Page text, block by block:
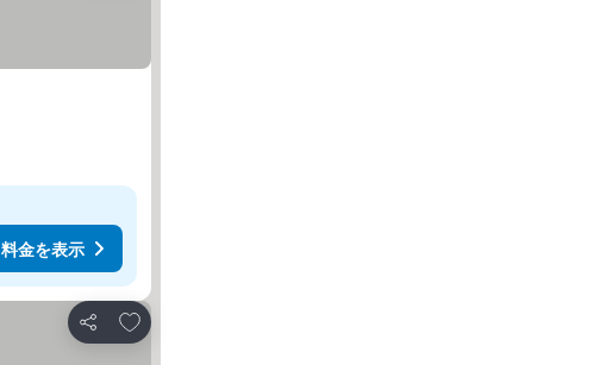
料金を表示
シェア
お気に入りに追加